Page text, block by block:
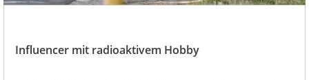
Influencer mit radioaktivem Hobby